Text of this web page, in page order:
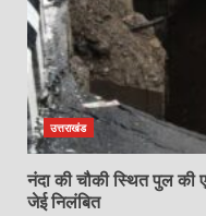
उत्तराखंड
नंदा की चौकी स्थित पुल की
जेई निलंबित